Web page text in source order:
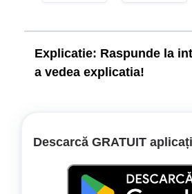
Explicatie: Raspunde la
a vedea explicatia!
OUG nr. 195/2002
Articolul 79
Descarcă GRATUIT